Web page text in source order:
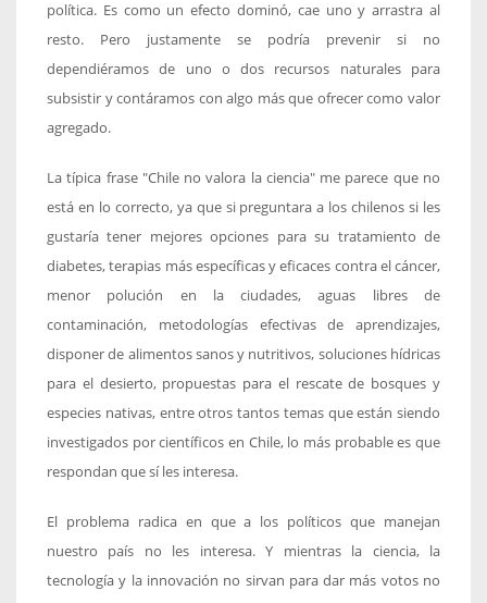
política. Es como un efecto dominó, cae uno y arrastra al
resto. Pero justamente se podría prevenir si no
dependiéramos de uno o dos recursos naturales para
subsistir y contáramos con algo más que ofrecer como valor
agregado.
La típica frase "Chile no valora la ciencia" me parece que no
está en lo correcto, ya que si preguntara a los chilenos si les
gustaría tener mejores opciones para su tratamiento de
diabetes, terapias más específicas y eficaces contra el cáncer,
menor polución en la ciudades, aguas libres de
contaminación, metodologías efectivas de aprendizajes,
disponer de alimentos sanos y nutritivos, soluciones hídricas
para el desierto, propuestas para el rescate de bosques y
especies nativas, entre otros tantos temas que están siendo
investigados por científicos en Chile, lo más probable es que
respondan que sí les interesa.
El problema radica en que a los políticos que manejan
nuestro país no les interesa. Y mientras la ciencia, la
tecnología y la innovación no sirvan para dar más votos no